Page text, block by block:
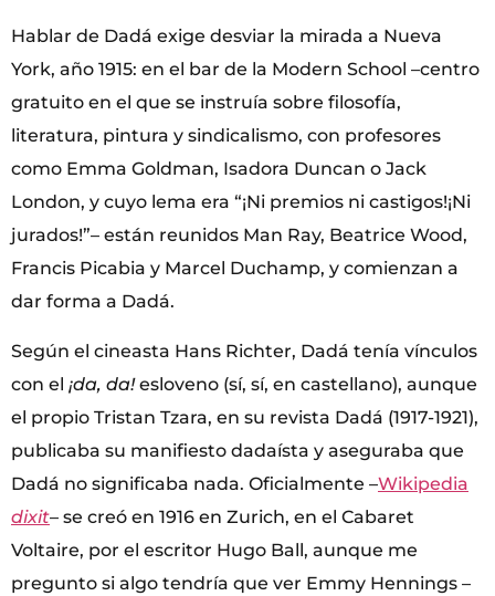
Hablar de Dadá exige desviar la mirada a Nueva
York, año 1915: en el bar de la Modern School –centro
gratuito en el que se instruía sobre filosofía,
literatura, pintura y sindicalismo, con profesores
como Emma Goldman, Isadora Duncan o Jack
London, y cuyo lema era “¡Ni premios ni castigos!¡Ni
jurados!”– están reunidos Man Ray, Beatrice Wood,
Francis Picabia y Marcel Duchamp, y comienzan a
dar forma a Dadá.
Según el cineasta Hans Richter, Dadá tenía vínculos
con el ¡da, da!esloveno (sí, sí, en castellano), aunque
el propio Tristan Tzara, en su revista Dadá (1917-1921),
publicaba su manifiesto dadaísta y aseguraba que
Dadá no significaba nada. Oficialmente –Wikipedia
dixit– se creó en 1916 en Zurich, en el Cabaret
Voltaire, por el escritor Hugo Ball, aunque me
pregunto si algo tendría que ver Emmy Hennings –